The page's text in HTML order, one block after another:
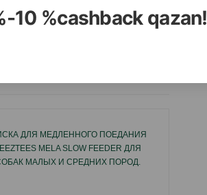
10 %cashback qazan!
ДЛЯ МЕДЛЕННОГО ПОЕДАНИЯ
MELA SLOW FEEDER ДЛЯ
МАЛЫХ И СРЕДНИХ ПОРОД.